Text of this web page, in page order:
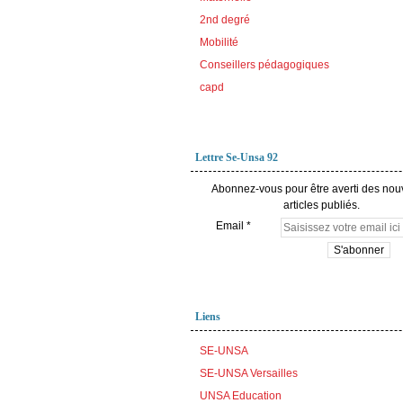
2nd degré
Mobilité
Conseillers pédagogiques
capd
Lettre Se-Unsa 92
Abonnez-vous pour être averti des
articles publiés.
Email
Liens
SE-UNSA
SE-UNSA Versailles
UNSA Education